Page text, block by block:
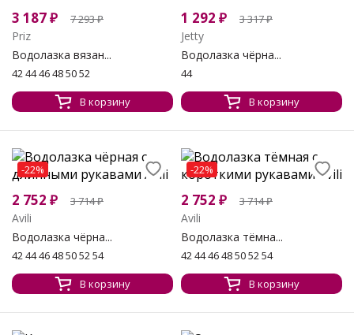
3 187₽ 7 293₽
Priz
Водолазка вязан...
42 44 46 48 50 52
В корзину
1 292 ₽ 3 317₽
Jetty
Водолазка чёрна...
44
В корзину
-22%
2 752 ₽ 3 714₽
Avili
Водолазка чёрна...
42 44 46 48 50 52 54
В корзину
-22%
2 752 ₽ 3 714₽
Avili
Водолазка тёмна...
42 44 46 48 50 52 54
В корзину